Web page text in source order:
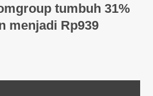
tumbuh 31%
menjadi Rp939